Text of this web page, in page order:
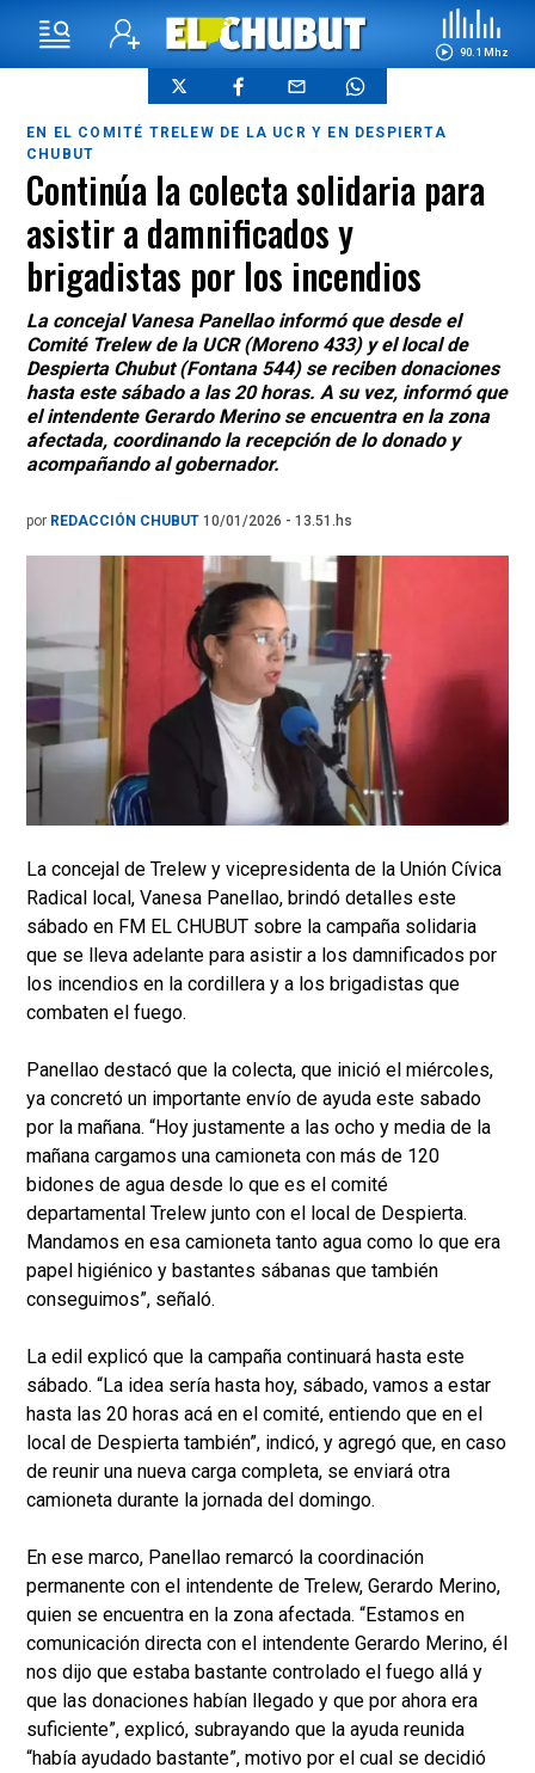
90.1 Mhz
EN EL COMITÉ TRELEW DE LA UCR Y EN DESPIERTA
CHUBUT
Continúa la colecta solidaria para
asistir a damnificados y
brigadistas por los incendios
La concejal Vanesa Panellao informó que desde el
Comité Trelew de la UCR (Moreno 433) y el local de
Despierta Chubut (Fontana 544) se reciben donaciones
hasta este sábado a las 20 horas. A su vez, informó que
el intendente Gerardo Merino se encuentra en la zona
afectada, coordinando la recepción de lo donado y
acompañando al gobernador.
por REDACCIÓN CHUBUT 10/01/2026 - 13.51.hs
La concejal de Trelew y vicepresidenta de la Unión Cívica
Radical local, Vanesa Panellao, brindó detalles este
sábado en FM EL CHUBUT sobre la campaña solidaria
que se lleva adelante para asistir a los damnificados por
los incendios en la cordillera y a los brigadistas que
combaten el fuego.
Panellao destacó que la colecta, que inició el miércoles,
ya concretó un importante envío de ayuda este sabado
por la mañana. “Hoy justamente a las ocho y media de la
mañana cargamos una camioneta con más de 120
bidones de agua desde lo que es el comité
departamental Trelew junto con el local de Despierta.
Mandamos en esa camioneta tanto agua como lo que era
papel higiénico y bastantes sábanas que también
conseguimos”, señaló.
La edil explicó que la campaña continuará hasta este
sábado. “La idea sería hasta hoy, sábado, vamos a estar
hasta las 20 horas acá en el comité, entiendo que en el
local de Despierta también”, indicó, y agregó que, en caso
de reunir una nueva carga completa, se enviará otra
camioneta durante la jornada del domingo.
En ese marco, Panellao remarcó la coordinación
permanente con el intendente de Trelew, Gerardo Merino,
quien se encuentra en la zona afectada. “Estamos en
comunicación directa con el intendente Gerardo Merino, él
nos dijo que estaba bastante controlado el fuego allá y
que las donaciones habían llegado y que por ahora era
suficiente”, explicó, subrayando que la ayuda reunida
“había ayudado bastante”, motivo por el cual se decidió